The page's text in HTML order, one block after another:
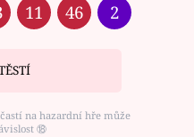
11 46 2
na hazardní hře může
⑱